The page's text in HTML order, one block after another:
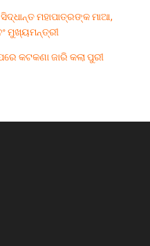
ମହାପାତ୍ରଙ୍କ ମାଆ,
ମୁଖ୍ୟମନ୍ତ୍ରୀ
କଟକଣା ଜାରି କଲା ପୁରୀ